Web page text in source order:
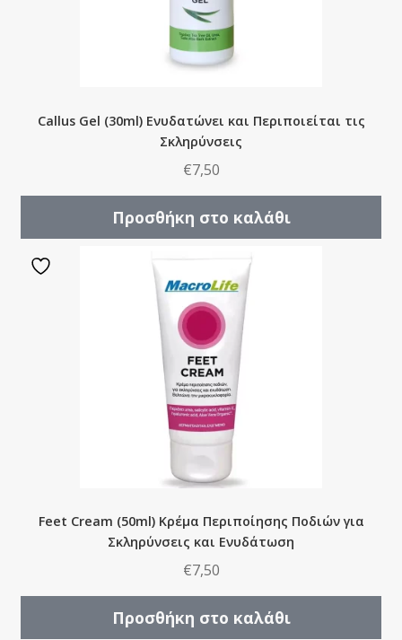
Callus Gel (30ml) Ενυδατώνει και Περιποιείται τις
Σκληρύνσεις
€7,50
Προσθήκη στο καλάθι
Feet Cream (50ml) Kρέμα Περιποίησης Ποδιών για
Σκληρύνσεις και Ενυδάτωση
€7,50
Προσθήκη στο καλάθι